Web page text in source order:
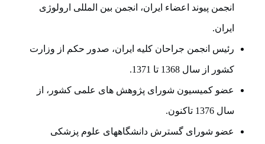
انجمن پیوند اعضاء ایران، انجمن بین المللی ارولوژی
ایران.
رئیس انجمن جراحان کلیه ایران، صدور حکم از وزارت
کشور از سال 1368 تا 1371.
عضو کمیسیون شورای پژوهش های علمی کشور، از
سال 1376 تاکنون.
عضو شورای گسترش دانشگاههای علوم پزشکی